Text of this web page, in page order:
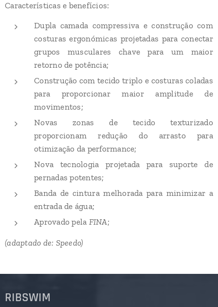
Características e benefícios:
Dupla camada compressiva e construção com
costuras ergonómicas projetadas para conectar
grupos musculares chave para um maior
retorno de potência;
Construção com tecido triplo e costuras coladas
para proporcionar maior amplitude de
movimentos;
Novas zonas de tecido texturizado
proporcionam redução do arrasto para
otimização da performance;
Nova tecnologia projetada para suporte de
pernadas potentes;
Banda de cintura melhorada para minimizar a
entrada de água;
Aprovado pela FINA;
(adaptado de: Speedo)
RIBSWIM